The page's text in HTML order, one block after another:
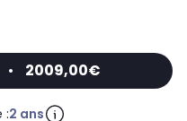
• 2009,00€
:2 ans